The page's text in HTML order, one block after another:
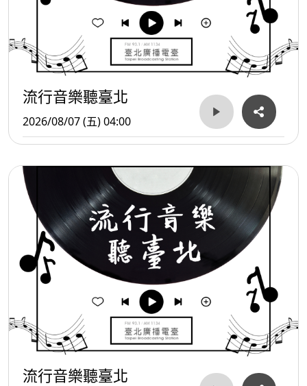
流行音樂聽臺北
2026/08/07 (五) 04:00
流行音樂聽臺北